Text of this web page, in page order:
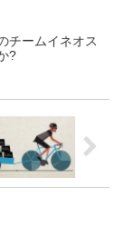
チームイネオス
?